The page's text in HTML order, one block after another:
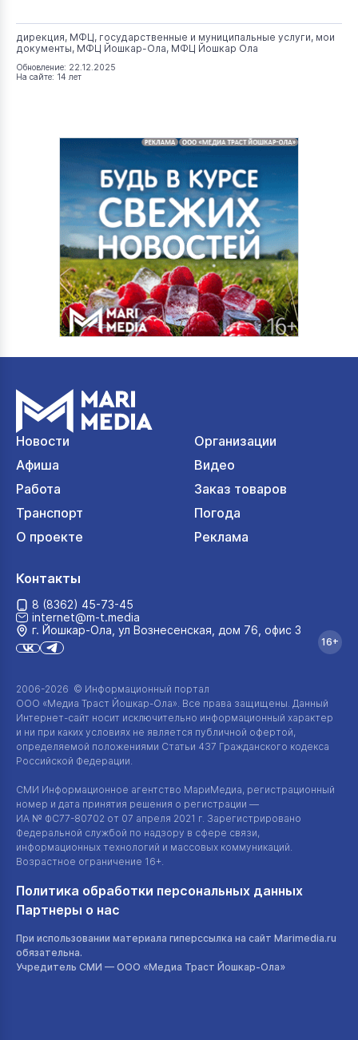
дирекция, МФЦ, государственные и муниципальные услуги, мои
документы, МФЦ Йошкар-Ола, МФЦ Йошкар Ола
Обновление: 22.12.2025
На сайте: 14 лет
Новости
Организации
Афиша
Видео
Работа
Заказ товаров
Транспорт
Погода
О проекте
Реклама
2006-2026 © Информационный портал
ООО «Медиа Траст Йошкар-Ола». Все права защищены. Данный
Интернет-сайт носит исключительно информационный характер
и ни при каких условиях не является публичной офертой,
определяемой положениями Статьи 437 Гражданского кодекса
Российской Федерации.
СМИ Информационное агентство МариМедиа, регистрационный
номер и дата принятия решения о регистрации —
ИА № ФС77-80702 от 07 апреля 2021 г. Зарегистрировано
Федеральной службой по надзору в сфере связи,
информационных технологий и массовых коммуникаций.
Возрастное ограничение 16+.
Политика обработки персональных данных
Партнеры о нас
При использовании материала гиперссылка на сайт Marimedia.ru
обязательна.
Учредитель СМИ — ООО «Медиа Траст Йошкар-Ола»
Контакты
8 (8362) 45-73-45
internet@m-t.media
г. Йошкар‑Ола, ул Вознесенская, дом 76, офис 3
16+